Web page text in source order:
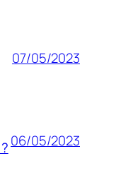
07/05/2023
06/05/2023